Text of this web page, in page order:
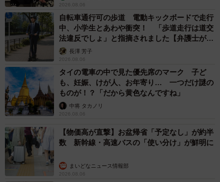
2026.08.06
自転車通行可の歩道 電動キックボードで走行
中、小学生とあわや衝突！ 「歩道走行は道交
法違反でしょ」と指摘されました【弁護士が解
説】長澤 芳子
2026.08.06
タイの電車の中で見た優先席のマーク 子ど
も、妊娠、けが人、お年寄り… 一つだけ謎の
ものが！？「だから黄色なんですね」
中将 タカノリ
2026.08.06
【物価高が直撃】お盆帰省「予定なし」が約半
数 新幹線・高速バスの「使い分け」が鮮明に
まいどなニュース情報部
2026.08.06